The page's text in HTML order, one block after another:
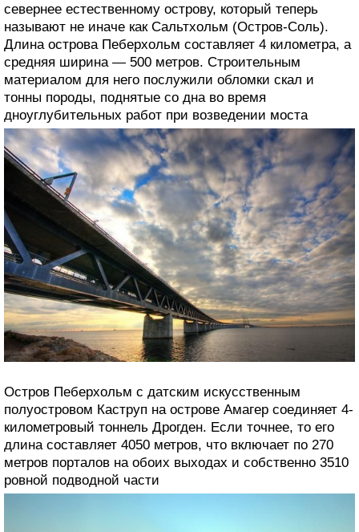
севернее естественному острову, который теперь
называют не иначе как Сальтхольм (Остров-Соль).
Длина острова Пеберхольм составляет 4 километра, а
средняя ширина — 500 метров. Строительным
материалом для него послужили обломки скал и
тонны породы, поднятые со дна во время
дноуглубительных работ при возведении моста
Остров Пеберхольм с датским искусственным
полуостровом Каструп на острове Амагер соединяет 4-
километровый тоннель Дрогден. Если точнее, то его
длина составляет 4050 метров, что включает по 270
метров порталов на обоих выходах и собственно 3510
ровной подводной части